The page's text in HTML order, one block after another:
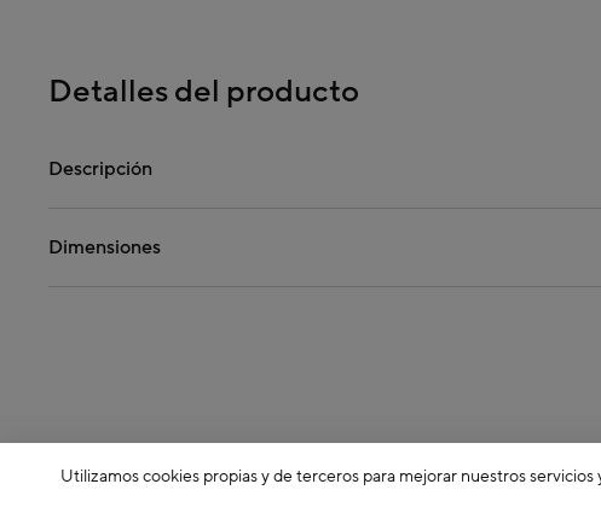
Detalles del producto
Descripción
Dimensiones
Utilizamos cookies propias y de terceros para mejorar nuestros